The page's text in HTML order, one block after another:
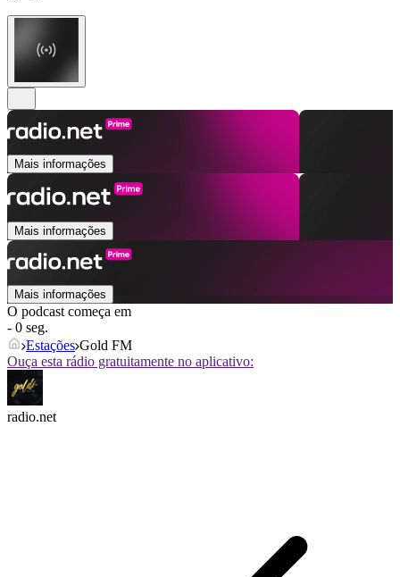
Mais informações
Mais informações
Mais informações
O podcast começa em
- 0 seg.
Estações Gold FM
Ouça esta rádio gratuitamente no aplicativo:
radio.net